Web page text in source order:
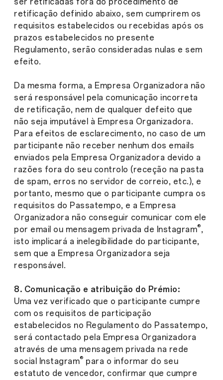
retificação definido abaixo, sem cumprirem os
requisitos estabelecidos ou recebidas após os
prazos estabelecidos no presente
Regulamento, serão consideradas nulas e sem
efeito.
Da mesma forma, a Empresa Organizadora não
será responsável pela comunicação incorreta
de retificação, nem de qualquer defeito que
não seja imputável à Empresa Organizadora.
Para efeitos de esclarecimento, no caso de um
participante não receber nenhum dos emails
enviados pela Empresa Organizadora devido a
razões fora do seu controlo (receção na pasta
de spam, erros no servidor de correio, etc.), e
portanto, mesmo que o participante cumpra os
requisitos do Passatempo, e a Empresa
Organizadora não conseguir comunicar com ele
por email ou mensagem privada de Instagram®,
isto implicará a inelegibilidade do participante,
sem que a Empresa Organizadora seja
responsável.
8. Comunicação e atribuição do Prémio:
Uma vez verificado que o participante cumpre
com os requisitos de participação
estabelecidos no Regulamento do Passatempo,
será contactado pela Empresa Organizadora
através de uma mensagem privada na rede
social Instagram® para o informar do seu
estatuto de vencedor, confirmar que cumpre